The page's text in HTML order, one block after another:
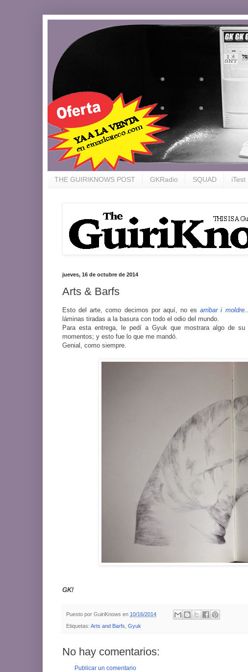
THE GUIRIKNOWS POST GKRadio SQUAD iTest
jueves, 16 de octubre de 2014
Arts & Barfs
Esto del arte, como decimos por aquí, no esarribar i moldre..
láminas tiradas a la basura con todo el odio del mundo.
Para esta entrega, le pedí a Gyuk que mostrara algo de su
momentos; y esto fue lo que me mandó.
Genial, como siempre.
GK!
Puesto por GuiriKnows en 10/16/2014
Etiquetas: Arts and Barfs Gyuk
No hay comentarios:
Publicar un comentario